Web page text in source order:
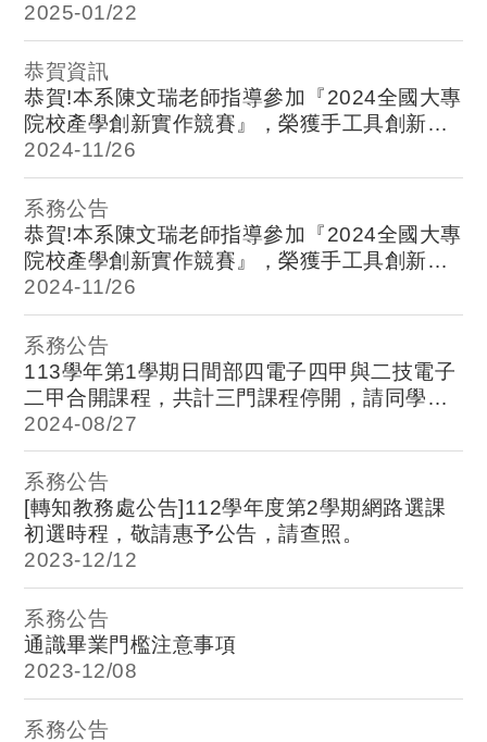
2025-01/22
恭賀資訊
恭賀!本系陳文瑞老師指導參加『2024全國大專
院校產學創新實作競賽』，榮獲手工具創新設
計獎，電子系全體師生恭賀！
2024-11/26
系務公告
恭賀!本系陳文瑞老師指導參加『2024全國大專
院校產學創新實作競賽』，榮獲手工具創新設
計獎，電子系全體師生恭賀！
2024-11/26
系務公告
113學年第1學期日間部四電子四甲與二技電子
二甲合開課程，共計三門課程停開，請同學於
加退選期間辦理退選，請各位同學轉知，謝謝!
2024-08/27
系務公告
[轉知教務處公告]112學年度第2學期網路選課
初選時程，敬請惠予公告，請查照。
2023-12/12
系務公告
通識畢業門檻注意事項
2023-12/08
系務公告